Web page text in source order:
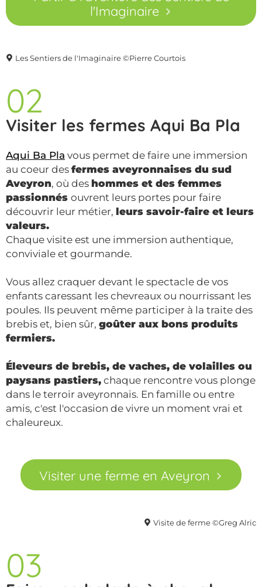
Les Sentiers de l'Imaginaire ©Pierre Courtois
l'Imaginaire
02
Visiter les fermes Aqui Ba Pla
Aqui Ba Pla vous permet de faire une immersion
au coeur des fermes aveyronnaises du sud
Aveyron, où des hommes et des femmes
passionnés ouvrent leurs portes pour faire
découvrir leur métier, leurs savoir-faire et leurs
valeurs.
Chaque visite est une immersion authentique,
conviviale et gourmande.
Vous allez craquer devant le spectacle de vos
enfants caressant les chevreaux ou nourrissant les
poules. Ils peuvent même participer à la traite des
brebis et, bien sûr, goûter aux bons produits
fermiers.
Éleveurs de brebis, de vaches, de volailles ou
paysans pastiers, chaque rencontre vous plonge
dans le terroir aveyronnais. En famille ou entre
amis, c'est l'occasion de vivre un moment vrai et
chaleureux.
Visiter une ferme en Aveyron
Visite de ferme ©Greg Alric
03